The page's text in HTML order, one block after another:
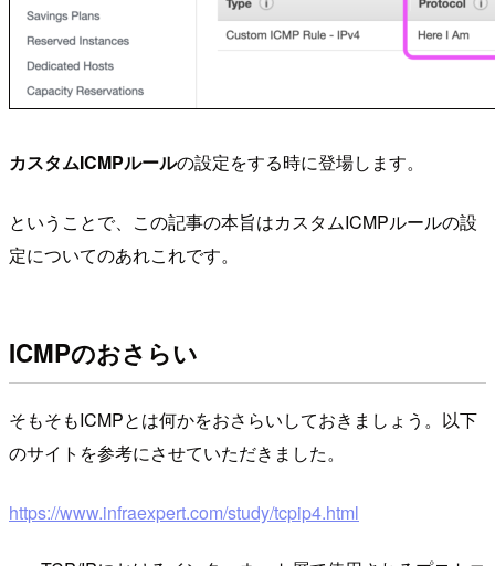
カスタムICMPルールの設定をする時に登場します。
ということで、この記事の本旨はカスタムICMPルールの設
定についてのあれこれです。
ICMPのおさらい
そもそもICMPとは何かをおさらいしておきましょう。以下
のサイトを参考にさせていただきました。
https://www.infraexpert.com/study/tcpip4.html